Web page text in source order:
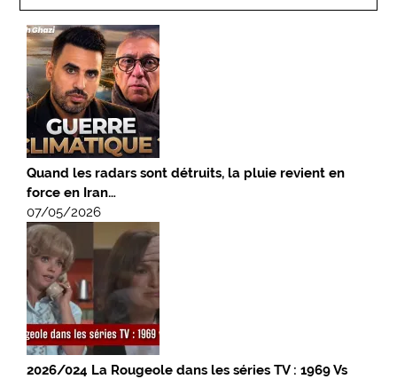
Quand les radars sont détruits, la pluie revient en
force en Iran…
07/05/2026
2026/024 La Rougeole dans les séries TV : 1969 Vs